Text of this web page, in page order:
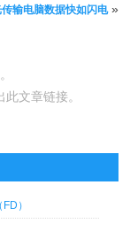
输电脑数据快如闪电»
此文章链接。
）